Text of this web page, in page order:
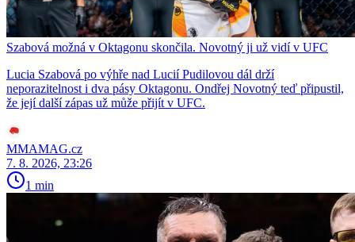
Szabová možná v Oktagonu skončila. Novotný ji už vidí v UFC
Lucia Szabová po výhře nad Lucií Pudilovou dál drží
neporazitelnost i dva pásy Oktagonu. Ondřej Novotný teď připustil,
že její další zápas už může přijít v UFC.
MMAMAG.cz
7. 8. 2026, 23:26
1 min